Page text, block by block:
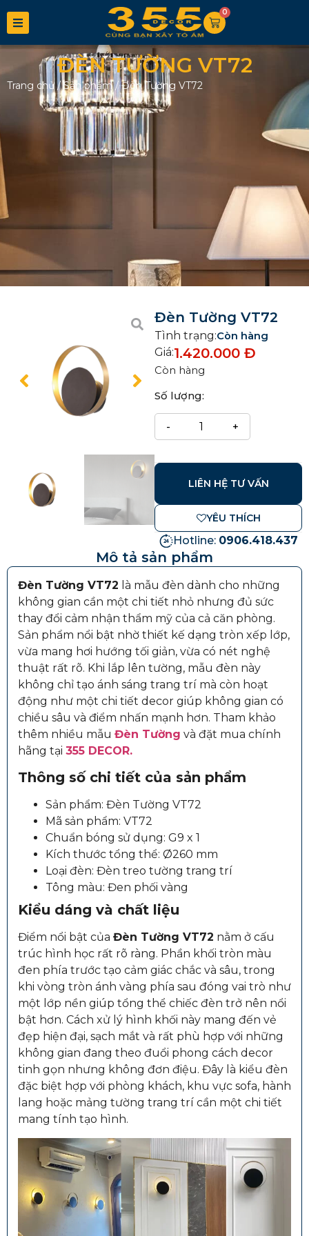
0
ĐÈN TƯỜNG VT72
Trang chủ/Sản phẩm/Đèn Tường VT72
Đèn Tường VT72
Tình trạng:Còn hàng
Giá:1.420.000 Đ
Còn hàng
Số lượng:
LIÊN HỆ TƯ VẤN
YÊU THÍCH
Hotline: 0906.418.437
Mô tả sản phẩm
Đèn Tường VT72 là mẫu đèn dành cho những
không gian cần một chi tiết nhỏ nhưng đủ sức
thay đổi cảm nhận thẩm mỹ của cả căn phòng.
Sản phẩm nổi bật nhờ thiết kế dạng tròn xếp lớp,
vừa mang hơi hướng tối giản, vừa có nét nghệ
thuật rất rõ. Khi lắp lên tường, mẫu đèn này
không chỉ tạo ánh sáng trang trí mà còn hoạt
động như một chi tiết decor giúp không gian có
chiều sâu và điểm nhấn mạnh hơn. Tham khảo
thêm nhiều mẫu Đèn Tường và đặt mua chính
hãng tại 355 DECOR.
Thông số chi tiết của sản phẩm
Sản phẩm: Đèn Tường VT72
Mã sản phẩm: VT72
Chuẩn bóng sử dụng: G9 x 1
Kích thước tổng thể: Ø260 mm
Loại đèn: Đèn treo tường trang trí
Tông màu: Đen phối vàng
Kiểu dáng và chất liệu
Điểm nổi bật của Đèn Tường VT72 nằm ở cấu
trúc hình học rất rõ ràng. Phần khối tròn màu
đen phía trước tạo cảm giác chắc và sâu, trong
khi vòng tròn ánh vàng phía sau đóng vai trò như
một lớp nền giúp tổng thể chiếc đèn trở nên nổi
bật hơn. Cách xử lý hình khối này mang đến vẻ
đẹp hiện đại, sạch mắt và rất phù hợp với những
không gian đang theo đuổi phong cách decor
tinh gọn nhưng không đơn điệu. Đây là kiểu đèn
đặc biệt hợp với phòng khách, khu vực sofa, hành
lang hoặc mảng tường trang trí cần một chi tiết
mang tính tạo hình.